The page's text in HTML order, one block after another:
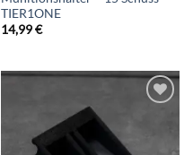
TIER1ONE
14,99€